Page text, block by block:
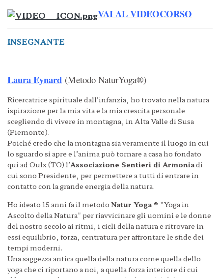
VAI AL VIDEOCORSO
INSEGNANTE
Laura Eynard (Metodo NaturYoga®)
Ricercatrice spirituale dall’infanzia, ho trovato nella natura
ispirazione per la mia vita e la mia crescita personale
scegliendo di vivere in montagna, in Alta Valle di Susa
(Piemonte).
Poiché credo che la montagna sia veramente il luogo in cui
lo sguardo si apre e l’anima può tornare a casa ho fondato
qui ad Oulx (TO) l’Associazione Sentieri di Armoniadi
cui sono Presidente, per permettere a tutti di entrare in
contatto con la grande energia della natura.
Ho ideato 15 anni fa il metodo Natur Yoga ® "Yoga in
Ascolto della Natura" per riavvicinare gli uomini e le donne
del nostro secolo ai ritmi, i cicli della natura e ritrovare in
essi equilibrio, forza, centratura per affrontare le sfide dei
tempi moderni.
Una saggezza antica quella della natura come quella dello
yoga che ci riportano a noi, a quella forza interiore di cui